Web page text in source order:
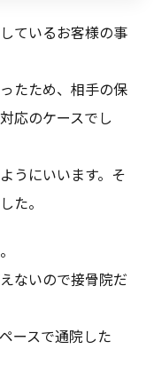
ているお客様の事
たため、相手の保
応のケースでし
うにいいます。そ
た。
ないので接骨院だ
ースで通院した
る
る